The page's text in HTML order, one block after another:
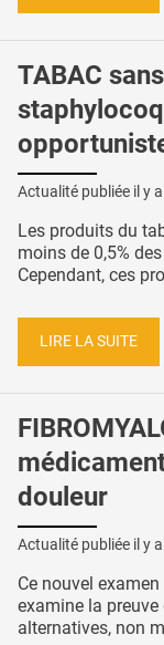
TABAC
Actualité publiée il y a
Les produits du
moins de 0,5%
Cependant, ces
LIRE LA SUITE
douleur
Actualité publiée il y a
Ce nouvel
examine la
alternatives, non